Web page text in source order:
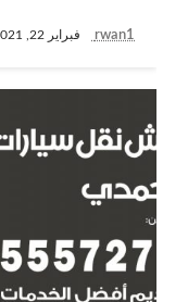
rwan1 فبراير 22, 2021